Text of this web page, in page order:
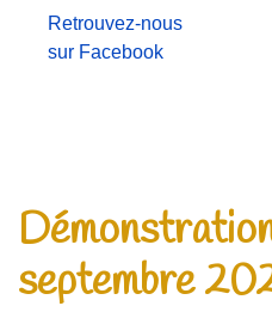
Retrouvez-nous
sur Facebook
septembre